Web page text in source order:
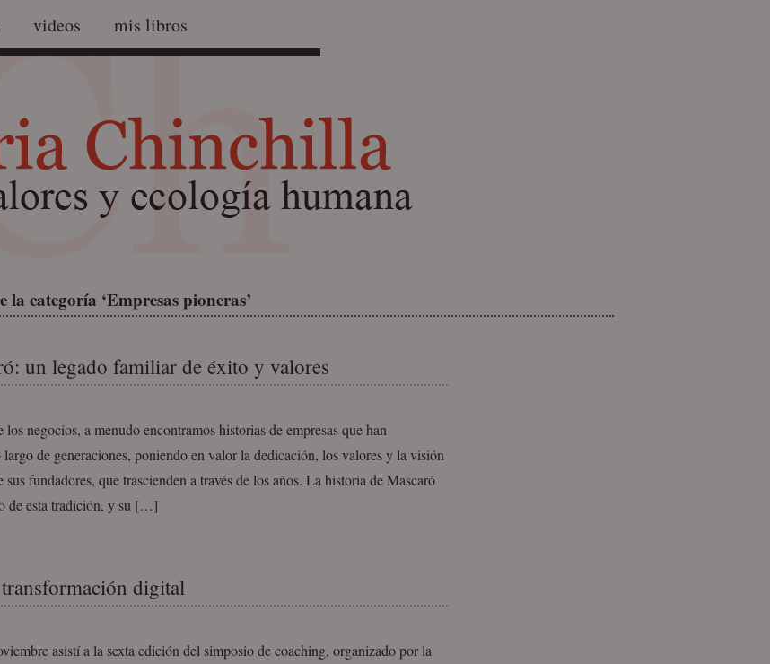
videos mis libros
la categoría ‘Empresas pioneras’
un legado familiar de éxito y valores
negocios, a menudo encontramos historias de empresas que han
largo de generaciones, poniendo en valor la dedicación, los valores y la visión
sus fundadores, que trascienden a través de los años. La historia de Mascaró
de esta tradición, y su […]
digital
asistí a la sexta edición del simposio de coaching, organizado por la